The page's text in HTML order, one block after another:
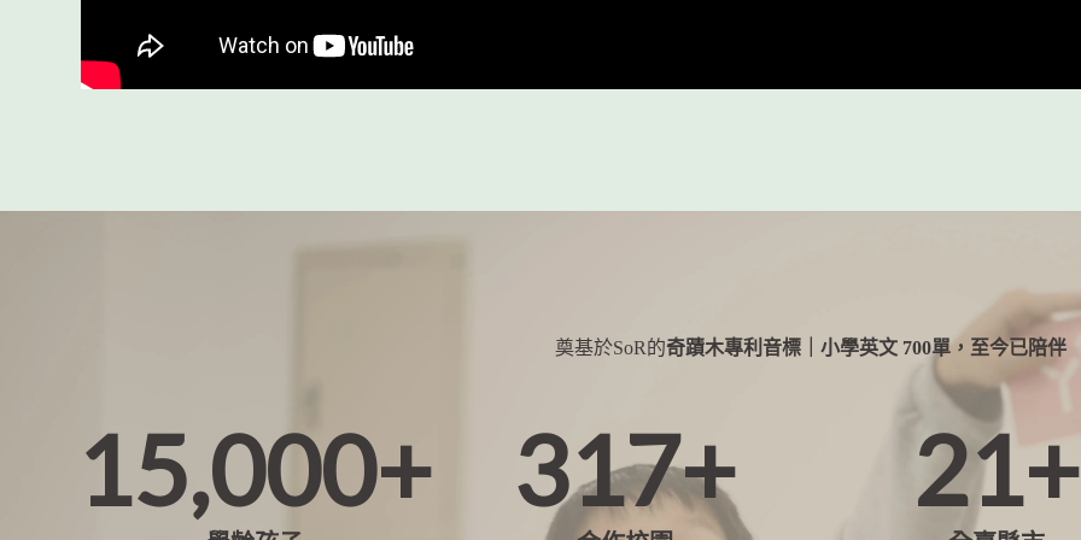
奠基於SoR的奇蹟木專利音標｜小學英文 700單，至今已陪伴
15,000+ 317+ 21+